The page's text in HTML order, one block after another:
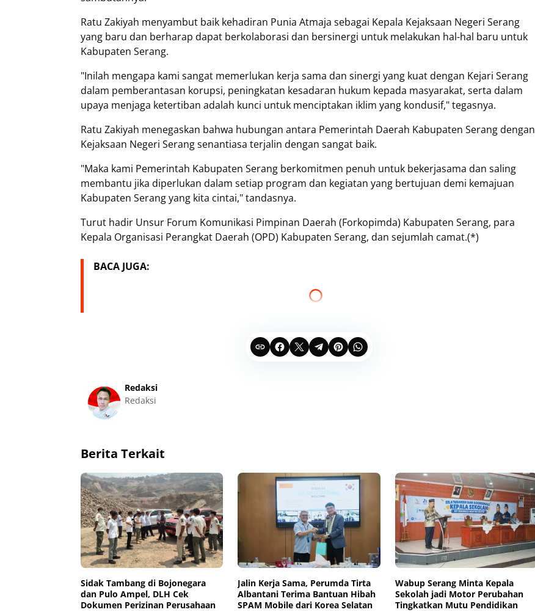
Ratu Zakiyah menyambut baik kehadiran Punia Atmaja sebagai Kepala Kejaksaan Negeri Serang
yang baru dan berharap dapat berkolaborasi dan bersinergi untuk melakukan hal-hal baru untuk
Kabupaten Serang.
"Inilah mengapa kami sangat memerlukan kerja sama dan sinergi yang kuat dengan Kejari Serang
dalam pemberantasan korupsi, peningkatan kesadaran hukum kepada masyarakat, serta dalam
upaya menjaga ketertiban adalah kunci untuk menciptakan iklim yang kondusif," tegasnya.
Ratu Zakiyah menegaskan bahwa hubungan antara Pemerintah Daerah Kabupaten Serang dengan
Kejaksaan Negeri Serang senantiasa terjalin dengan sangat baik.
"Maka kami Pemerintah Kabupaten Serang berkomitmen penuh untuk bekerjasama dan saling
membantu jika diperlukan dalam setiap program dan kegiatan yang bertujuan demi kemajuan
Kabupaten Serang yang kita cintai," tandasnya.
Turut hadir Unsur Forum Komunikasi Pimpinan Daerah (Forkopimda) Kabupaten Serang, para
Kepala Organisasi Perangkat Daerah (OPD) Kabupaten Serang, dan sejumlah camat.(*)
BACA JUGA:
Redaksi
Redaksi
Berita Terkait
Sidak Tambang di Bojonegara
dan Pulo Ampel, DLH Cek
Dokumen Perizinan Perusahaan
Jalin Kerja Sama, Perumda Tirta
Albantani Terima Bantuan Hibah
SPAM Mobile dari Korea Selatan
Wabup Serang Minta Kepala
Sekolah jadi Motor Perubahan
Tingkatkan Mutu Pendidikan